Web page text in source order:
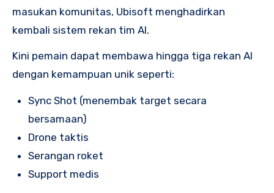
masukan komunitas, Ubisoft menghadirkan
kembali sistem rekan tim AI.
Kini pemain dapat membawa hingga tiga rekan AI
dengan kemampuan unik seperti:
Sync Shot (menembak target secara
bersamaan)
Drone taktis
Serangan roket
Support medis